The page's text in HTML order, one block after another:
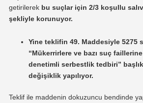
getirilerek bu suçlar için 2/3 koşullu
şekliyle korunuyor.
Yine teklifin 49. Maddesiyle 5275
“Mükerrirlere ve bazı suç
denetimli serbestlik tedbiri”
değişiklik yapılıyor.
Teklif ile maddenin dokuzuncu bendinde